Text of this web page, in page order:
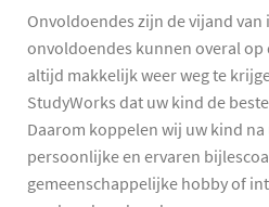
Onvoldoendes zijn de vijand van
onvoldoendes kunnen overal op
altijd makkelijk weer weg te
StudyWorks dat uw kind de
Daarom koppelen wij uw kind
persoonlijke en ervaren
gemeenschappelijke hobby of